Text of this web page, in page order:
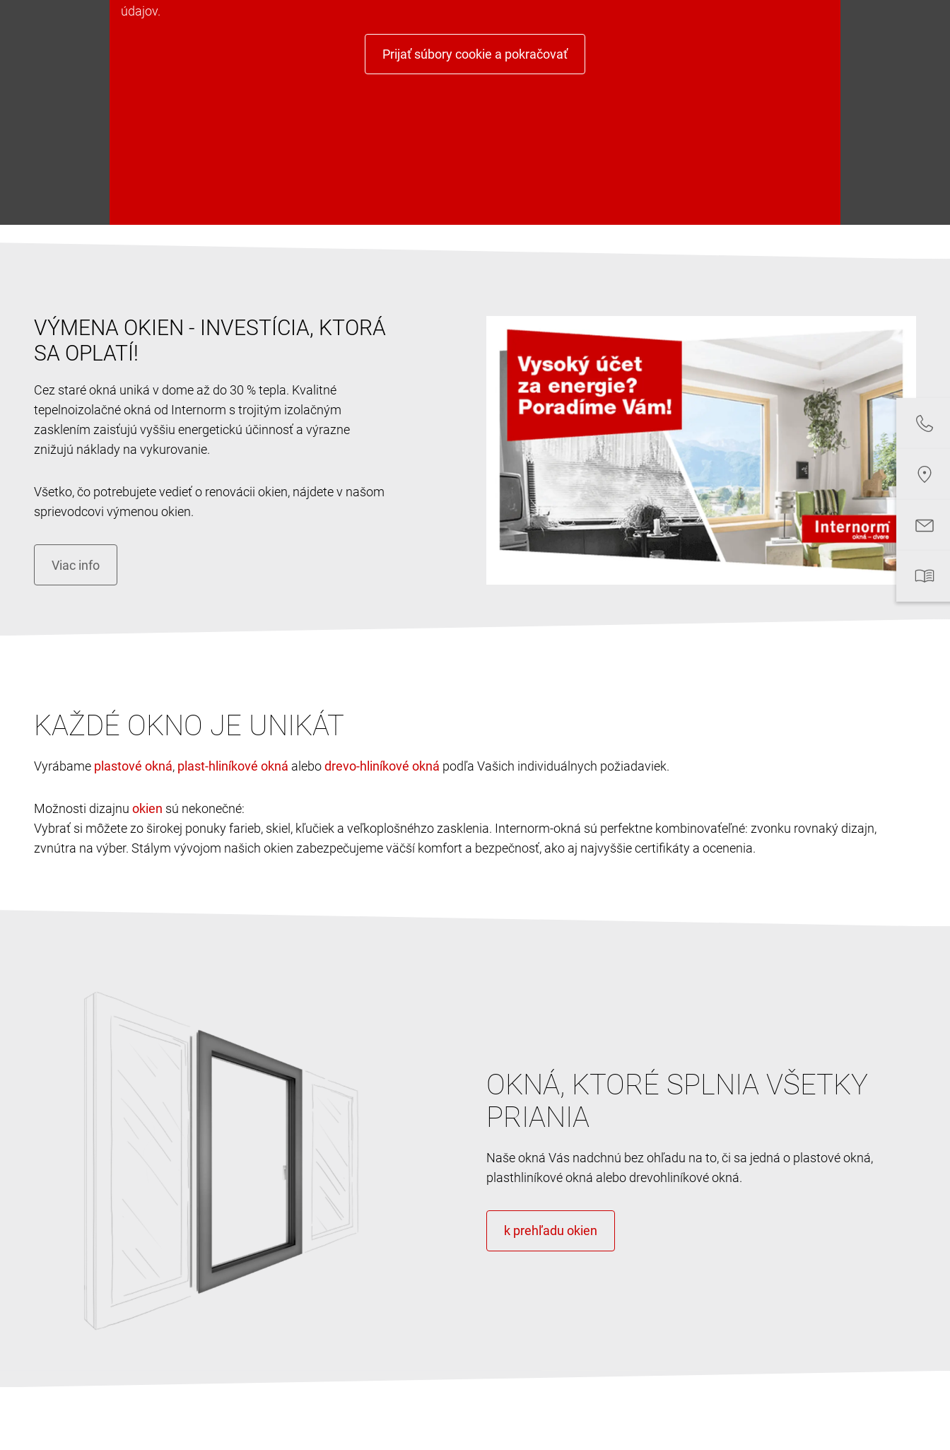
údajov.
Prijať súbory cookie a pokračovať
VÝMENA OKIEN - INVESTÍCIA, KTORÁ
SA OPLATÍ!
Cez staré okná uniká v dome až do 30 % tepla. Kvalitné
tepelnoizolačné okná od Internorm s trojitým izolačným
zasklením zaisťujú vyššiu energetickú účinnosť a výrazne
znižujú náklady na vykurovanie.
Všetko, čo potrebujete vedieť o renovácii okien, nájdete v našom
sprievodcovi výmenou okien.
KAŽDÉ OKNO JE UNIKÁT
Vyrábame , alebo podľa Vašich individuálnych požiadaviek.
Možnosti dizajnu
sú nekonečné:
Vybrať si môžete zo širokej ponuky farieb, skiel, kľučiek a veľkoplošnéhzo zasklenia. Internorm-okná sú perfektne kombinovaťeľné: zvonku rovnaký dizajn,
zvnútra na výber. Stálym vývojom našich okien zabezpečujeme väčší komfort a bezpečnosť, ako aj najvyššie certifikáty a ocenenia.
OKNÁ, KTORÉ SPLNIA VŠETKY
PRIANIA
Naše okná Vás nadchnú bez ohľadu na to, či sa jedná o plastové okná,
plasthliníkové okná alebo drevohliníkové okná.